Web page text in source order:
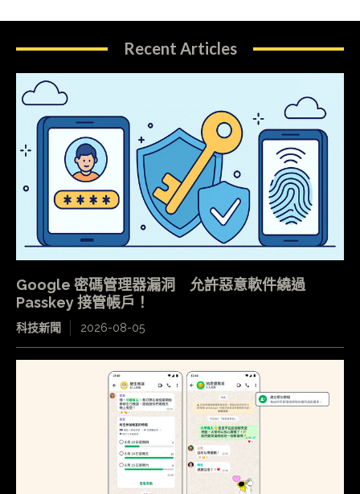
Recent Articles
Google 密碼管理器漏洞 允許惡意軟件繞過
Passkey 接管帳戶！
科技新聞 2026-08-05